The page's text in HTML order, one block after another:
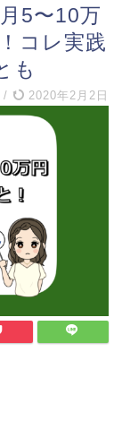
5〜10万
コレ実践
も
/ 2020年2月2日